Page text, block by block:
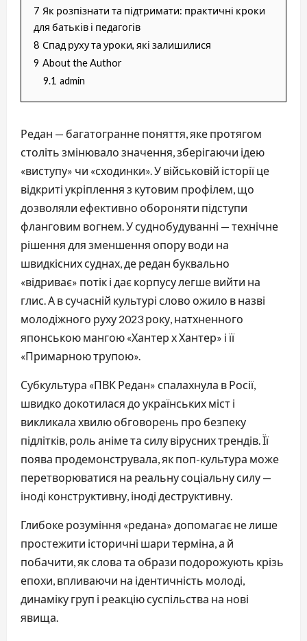
7 Як розпізнати та підтримати: практичні кроки
для батьків і педагогів
8 Спад руху та уроки, які залишилися
9 About the Author
9.1 admin
Редан — багатогранне поняття, яке протягом
століть змінювало значення, зберігаючи ідею
«виступу» чи «сходинки». У військовій історії це
відкриті укріплення з кутовим профілем, що
дозволяли ефективно обороняти підступи
фланговим вогнем. У суднобудуванні — технічне
рішення для зменшення опору води на
швидкісних суднах, де редан буквально
«відриває» потік і дає корпусу легше вийти на
глис. А в сучасній культурі слово ожило в назві
молодіжного руху 2023 року, натхненного
японською мангою «Хантер х Хантер» і її
«Примарною трупою».
Субкультура «ПВК Редан» спалахнула в Росії,
швидко докотилася до українських міст і
викликала хвилю обговорень про безпеку
підлітків, роль аніме та силу вірусних трендів. Її
поява продемонструвала, як поп-культура може
перетворюватися на реальну соціальну силу —
іноді конструктивну, іноді деструктивну.
Глибоке розуміння «редана» допомагає не лише
простежити історичні шари терміна, а й
побачити, як слова та образи подорожують крізь
епохи, впливаючи на ідентичність молоді,
динаміку груп і реакцію суспільства на нові
явища.